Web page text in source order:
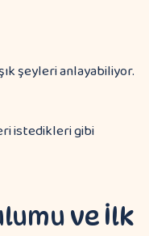
şeyleri anlayabiliyor.
istedikleri gibi
ve İlk